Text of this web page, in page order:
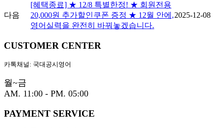
다음
[혜택종료] ★ 12/8 특별한정! ★ 회원전용
20,000원 추가할인쿠폰 증정 ★ 12월 안에,
영어실력을 완전히 바꿔놓겠습니다.
2025-12-08
CUSTOMER CENTER
카톡채널: 국대공시영어
월~금
AM. 11:00 - PM. 05:00
PAYMENT SERVICE